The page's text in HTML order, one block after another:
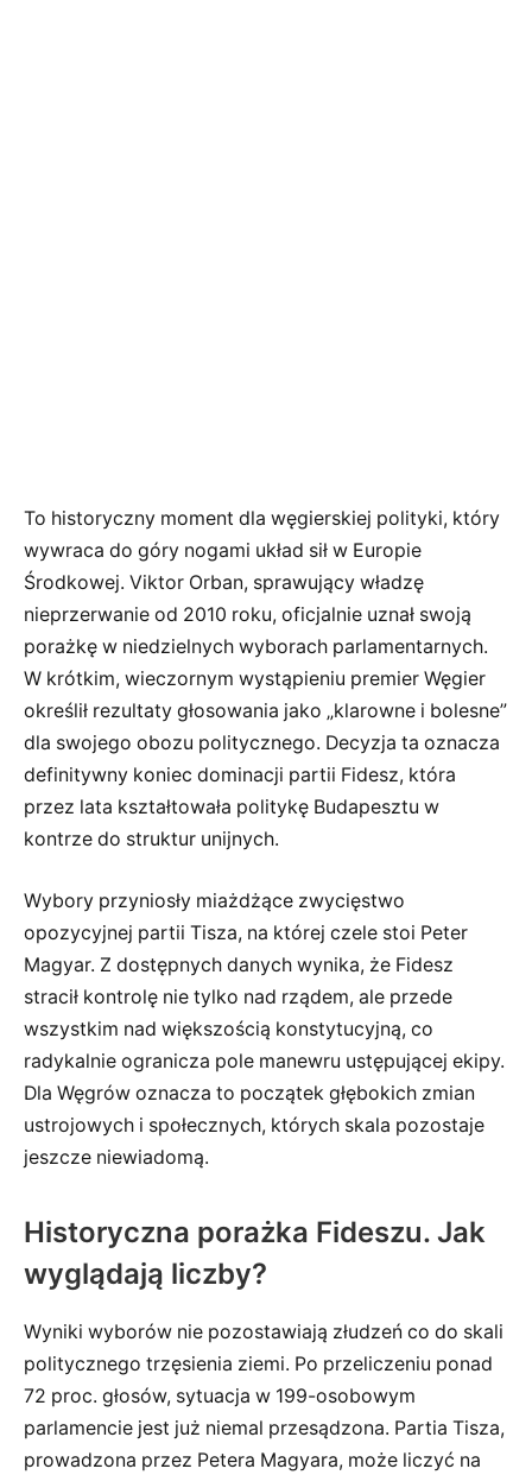
To historyczny moment dla węgierskiej polityki, który
wywraca do góry nogami układ sił w Europie
Środkowej. Viktor Orban, sprawujący władzę
nieprzerwanie od 2010 roku, oficjalnie uznał swoją
porażkę w niedzielnych wyborach parlamentarnych.
W krótkim, wieczornym wystąpieniu premier Węgier
określił rezultaty głosowania jako „klarowne i bolesne”
dla swojego obozu politycznego. Decyzja ta oznacza
definitywny koniec dominacji partii Fidesz, która
przez lata kształtowała politykę Budapesztu w
kontrze do struktur unijnych.
Wybory przyniosły miażdżące zwycięstwo
opozycyjnej partii Tisza, na której czele stoi Peter
Magyar. Z dostępnych danych wynika, że Fidesz
stracił kontrolę nie tylko nad rządem, ale przede
wszystkim nad większością konstytucyjną, co
radykalnie ogranicza pole manewru ustępującej ekipy.
Dla Węgrów oznacza to początek głębokich zmian
ustrojowych i społecznych, których skala pozostaje
jeszcze niewiadomą.
Historyczna porażka Fideszu. Jak
wyglądają liczby?
Wyniki wyborów nie pozostawiają złudzeń co do skali
politycznego trzęsienia ziemi. Po przeliczeniu ponad
72 proc. głosów, sytuacja w 199-osobowym
parlamencie jest już niemal przesądzona. Partia Tisza,
prowadzona przez Petera Magyara, może liczyć na